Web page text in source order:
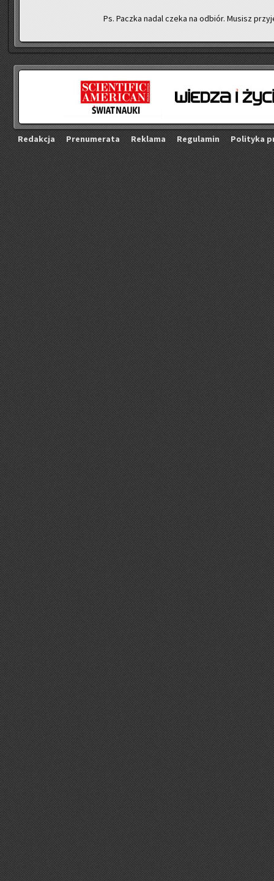
Ps. Pacz­ka nadal czeka na od­biór. Mu­sisz
Re­dak­cja Pre­nu­me­ra­ta Re­kla­ma Re­gu­la­min Po­li­ty­ka